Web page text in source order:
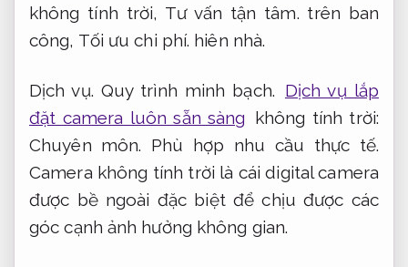
không tính trời, Tư vấn tận tâm. trên ban
công, Tối ưu chi phí. hiên nhà.
Dịch vụ. Quy trình minh bạch. Dịch vụ lắp
đặt camera luôn sẵn sàng không tính trời:
Chuyên môn. Phù hợp nhu cầu thực tế.
Camera không tính trời là cái digital camera
được bề ngoài đặc biệt để chịu được các
góc cạnh ảnh hưởng không gian.